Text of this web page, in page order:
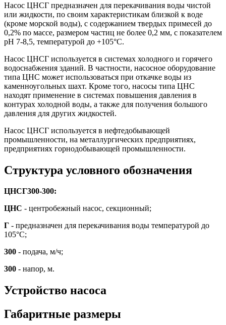
Насос ЦНСГ предназначен для перекачивания воды чистой
или жидкости, по своим характеристикам близкой к воде
(кроме морской воды), с содержанием твердых примесей до
0,2% по массе, размером частиц не более 0,2 мм, с показателем
рН 7-8,5, температурой до +105°С.
Насос ЦНСГ используется в системах холодного и горячего
водоснабжения зданий. В частности, насосное оборудование
типа ЦНС может использоваться при откачке воды из
каменноугольных шахт. Кроме того, насосы типа ЦНС
находят применение в системах повышения давления в
контурах холодной воды, а также для получения большого
давления для других жидкостей.
Насос ЦНСГ используется в нефтедобывающей
промышленности, на металлургических предприятиях,
предприятиях горнодобывающей промышленности.
Структура условного обозначения
ЦНСГ300-300:
ЦНС - центробежный насос, секционный;
Г - предназначен для перекачивания воды температурой до
105°С;
300 - подача, м/ч;
300 - напор, м.
Устройство насоса
Габаритные размеры